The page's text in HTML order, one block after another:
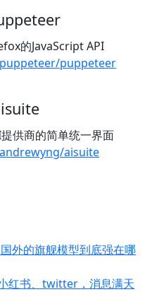
的JavaScript API
puppeteer
供商的简单统一界面
aisuite
外的旗舰模型到底强在哪
红书、twitter，消息满天